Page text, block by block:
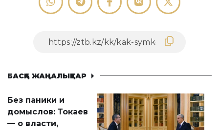
БАСҚА ЖАҢАЛЫҚТАР
Без паники и
домыслов: Токаев
— о власти,